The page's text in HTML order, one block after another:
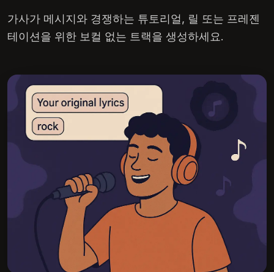
가사가 메시지와 경쟁하는 튜토리얼, 릴 또는 프레젠
테이션을 위한 보컬 없는 트랙을 생성하세요.